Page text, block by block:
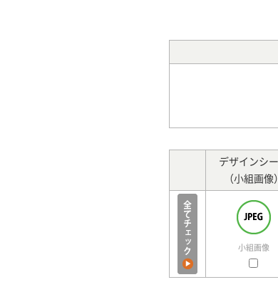
デザインシ
（小組画像）
小組画像